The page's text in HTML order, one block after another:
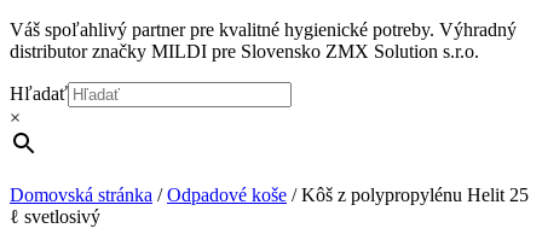
Váš spoľahlivý partner pre kvalitné hygienické potreby. Výhradný
distributor značky MILDI pre Slovensko ZMX Solution s.r.o.
Hľadať
×
Domovská stránka /Odpadové koše /Kôš z polypropylénu Helit 25
ℓ svetlosivý